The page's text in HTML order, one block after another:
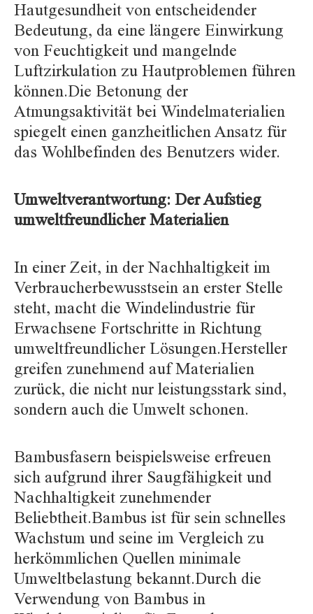
Hautgesundheit von entscheidender
Bedeutung, da eine längere Einwirkung
von Feuchtigkeit und mangelnde
Luftzirkulation zu Hautproblemen führen
können.Die Betonung der
Atmungsaktivität bei Windelmaterialien
spiegelt einen ganzheitlichen Ansatz für
das Wohlbefinden des Benutzers wider.
Umweltverantwortung: Der Aufstieg
umweltfreundlicher Materialien
In einer Zeit, in der Nachhaltigkeit im
Verbraucherbewusstsein an erster Stelle
steht, macht die Windelindustrie für
Erwachsene Fortschritte in Richtung
umweltfreundlicher Lösungen.Hersteller
greifen zunehmend auf Materialien
zurück, die nicht nur leistungsstark sind,
sondern auch die Umwelt schonen.
Bambusfasern beispielsweise erfreuen
sich aufgrund ihrer Saugfähigkeit und
Nachhaltigkeit zunehmender
Beliebtheit.Bambus ist für sein schnelles
Wachstum und seine im Vergleich zu
herkömmlichen Quellen minimale
Umweltbelastung bekannt.Durch die
Verwendung von Bambus in